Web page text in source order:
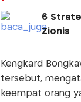
6
Zionis
Kengkard
tersebut,
keempat orang